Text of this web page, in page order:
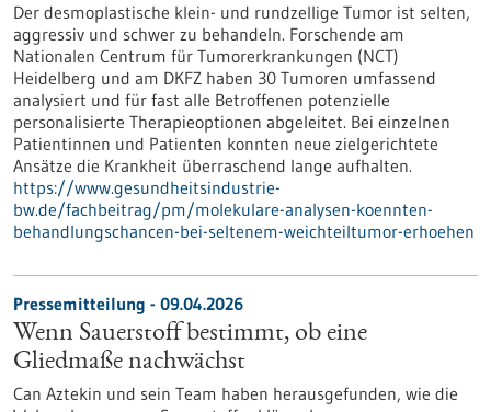
Der desmoplastische klein- und rundzellige Tumor ist selten,
aggressiv und schwer zu behandeln. Forschende am
Nationalen Centrum für Tumorerkrankungen (NCT)
Heidelberg und am DKFZ haben 30 Tumoren umfassend
analysiert und für fast alle Betroffenen potenzielle
personalisierte Therapieoptionen abgeleitet. Bei einzelnen
Patientinnen und Patienten konnten neue zielgerichtete
Ansätze die Krankheit überraschend lange aufhalten.
https://www.gesundheitsindustrie-
bw.de/fachbeitrag/pm/molekulare-analysen-koennten-
behandlungschancen-bei-seltenem-weichteiltumor-erhoehen
Pressemitteilung - 09.04.2026
Wenn Sauerstoff bestimmt, ob eine
Gliedmaße nachwächst
Can Aztekin und sein Team haben herausgefunden, wie die